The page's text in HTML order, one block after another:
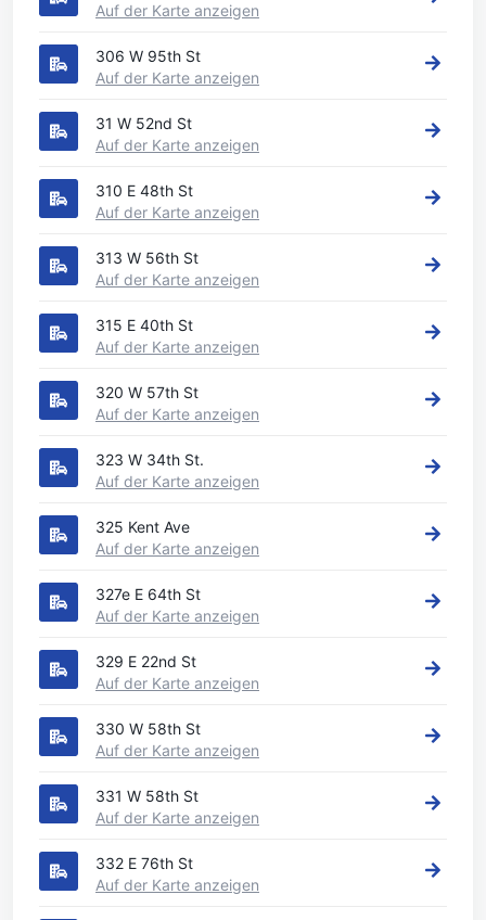
Auf der Karte anzeigen
306 W 95th St
Auf der Karte anzeigen
31 W 52nd St
Auf der Karte anzeigen
310 E 48th St
Auf der Karte anzeigen
313 W 56th St
Auf der Karte anzeigen
315 E 40th St
Auf der Karte anzeigen
320 W 57th St
Auf der Karte anzeigen
323 W 34th St.
Auf der Karte anzeigen
325 Kent Ave
Auf der Karte anzeigen
327e E 64th St
Auf der Karte anzeigen
329 E 22nd St
Auf der Karte anzeigen
330 W 58th St
Auf der Karte anzeigen
331 W 58th St
Auf der Karte anzeigen
332 E 76th St
Auf der Karte anzeigen